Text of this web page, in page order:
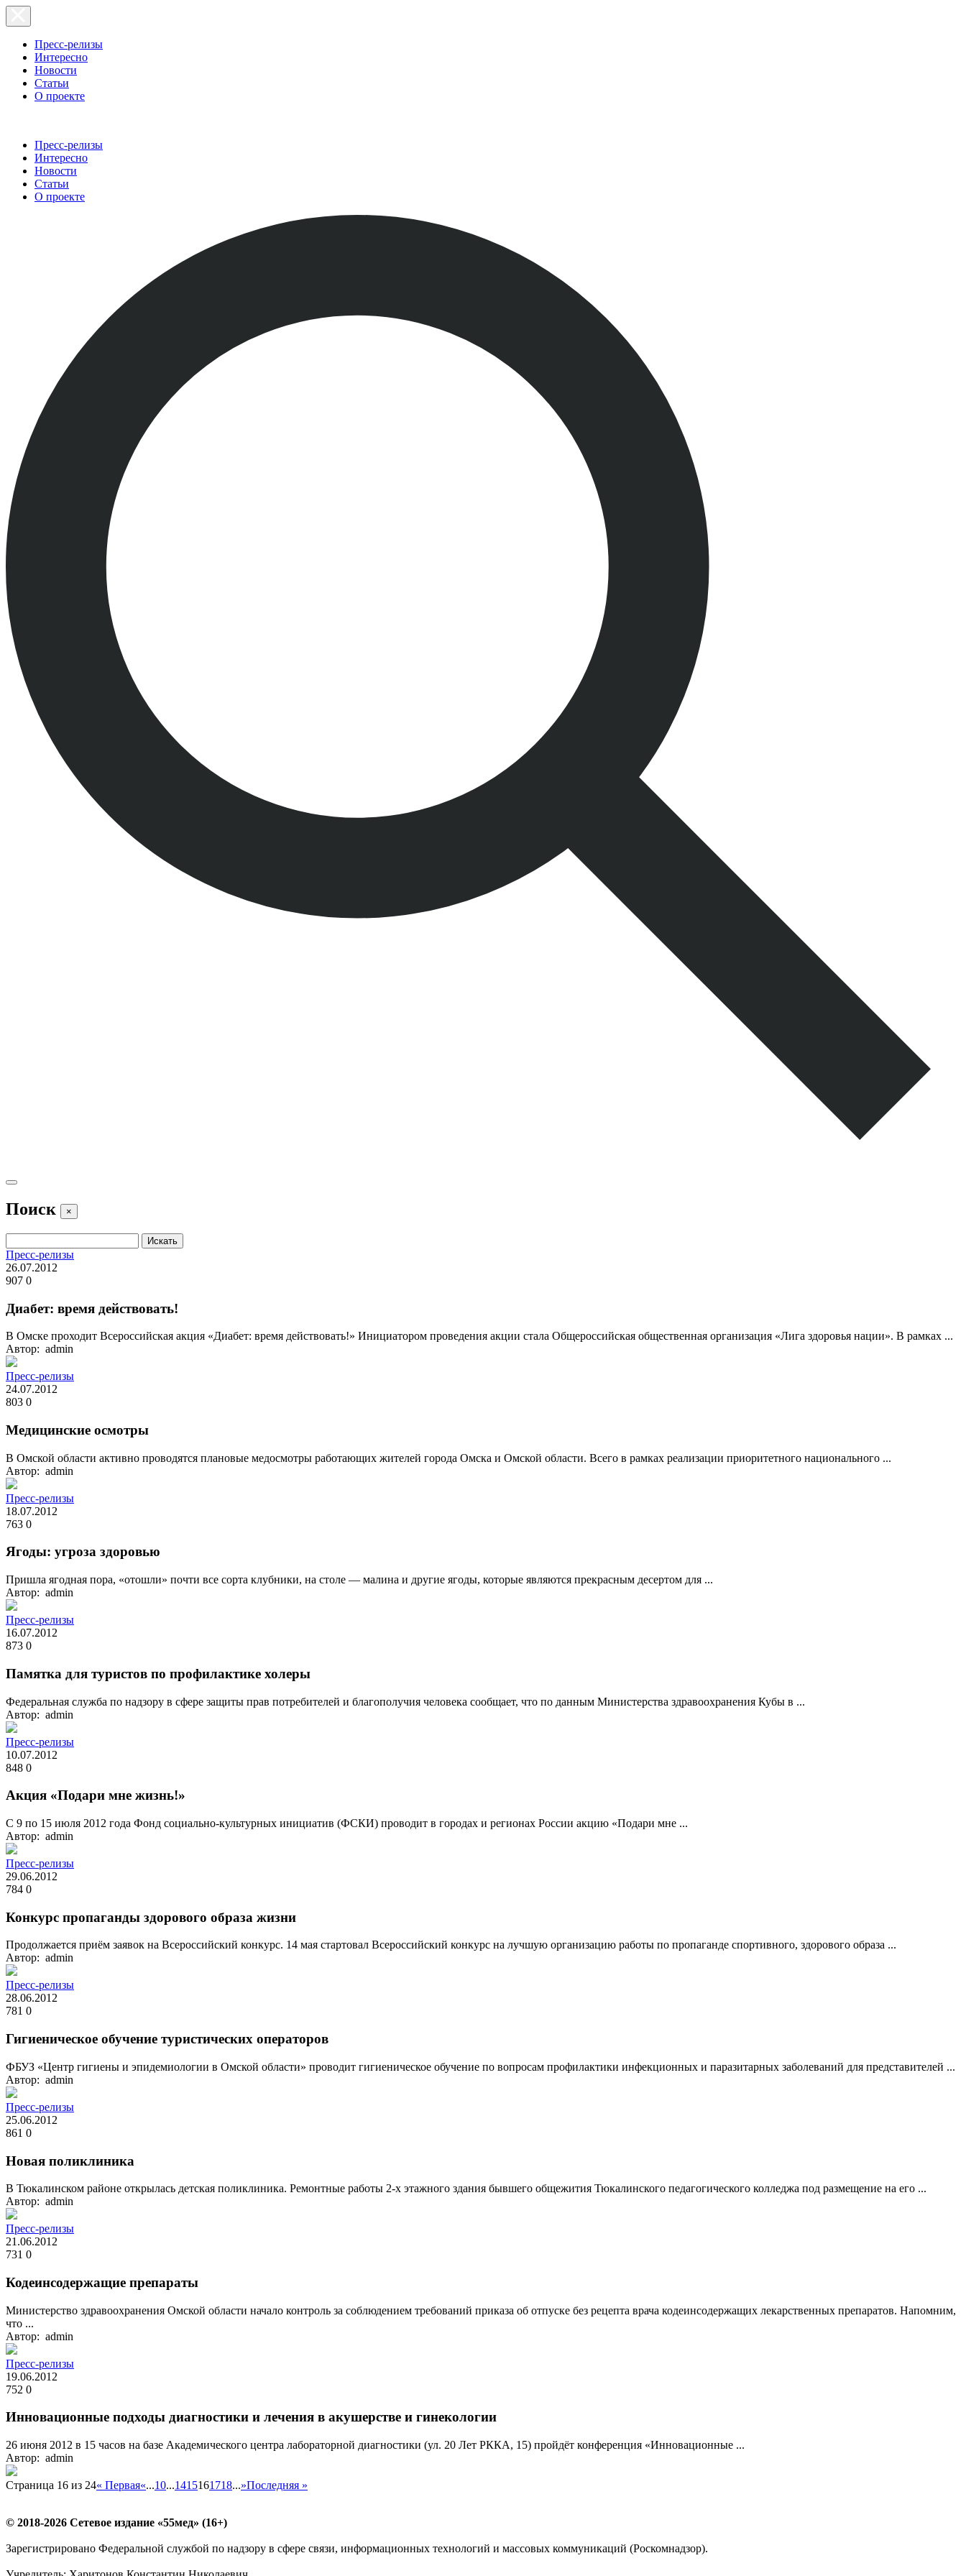
Пресс-релизы
Интересно
Новости
Статьи
О проекте
Пресс-релизы
Интересно
Новости
Статьи
О проекте
Поиск ×
Пресс-релизы
26.07.2012
907 0
Диабет: время действовать!
В Омске проходит Всероссийская акция «Диабет: время действовать!» Инициатором проведения акции стала Общероссийская общественная организация «Лига здоровья нации». В рамках ...
Автор: admin
Пресс-релизы
24.07.2012
803 0
Медицинские осмотры
В Омской области активно проводятся плановые медосмотры работающих жителей города Омска и Омской области. Всего в рамках реализации приоритетного национального ...
Автор: admin
Пресс-релизы
18.07.2012
763 0
Ягоды: угроза здоровью
Пришла ягодная пора, «отошли» почти все сорта клубники, на столе — малина и другие ягоды, которые являются прекрасным десертом для ...
Автор: admin
Пресс-релизы
16.07.2012
873 0
Памятка для туристов по профилактике холеры
Федеральная служба по надзору в сфере защиты прав потребителей и благополучия человека сообщает, что по данным Министерства здравоохранения Кубы в ...
Автор: admin
Пресс-релизы
10.07.2012
848 0
Акция «Подари мне жизнь!»
С 9 по 15 июля 2012 года Фонд социально-культурных инициатив (ФСКИ) проводит в городах и регионах России акцию «Подари мне ...
Автор: admin
Пресс-релизы
29.06.2012
784 0
Конкурс пропаганды здорового образа жизни
Продолжается приём заявок на Всероссийский конкурс. 14 мая стартовал Всероссийский конкурс на лучшую организацию работы по пропаганде спортивного, здорового образа ...
Автор: admin
Пресс-релизы
28.06.2012
781 0
Гигиеническое обучение туристических операторов
ФБУЗ «Центр гигиены и эпидемиологии в Омской области» проводит гигиеническое обучение по вопросам профилактики инфекционных и паразитарных заболеваний для представителей ...
Автор: admin
Пресс-релизы
25.06.2012
861 0
Новая поликлиника
В Тюкалинском районе открылась детская поликлиника. Ремонтные работы 2-х этажного здания бывшего общежития Тюкалинского педагогического колледжа под размещение на его ...
Автор: admin
Пресс-релизы
21.06.2012
731 0
Кодеинсодержащие препараты
Министерство здравоохранения Омской области начало контроль за соблюдением требований приказа об отпуске без рецепта врача кодеинсодержащих лекарственных препаратов. Напомним,
что ...
Автор: admin
Пресс-релизы
19.06.2012
752 0
Инновационные подходы диагностики и лечения в акушерстве и гинекологии
26 июня 2012 в 15 часов на базе Академического центра лабораторной диагностики (ул. 20 Лет РККА, 15) пройдёт конференция «Инновационные ...
Автор: admin
Страница 16 из 24« Первая«...10...1415161718...»Последняя »
© 2018-2026 Сетевое издание «55мед» (16+)
Зарегистрировано Федеральной службой по надзору в сфере связи, информационных технологий и массовых коммуникаций (Роскомнадзор).